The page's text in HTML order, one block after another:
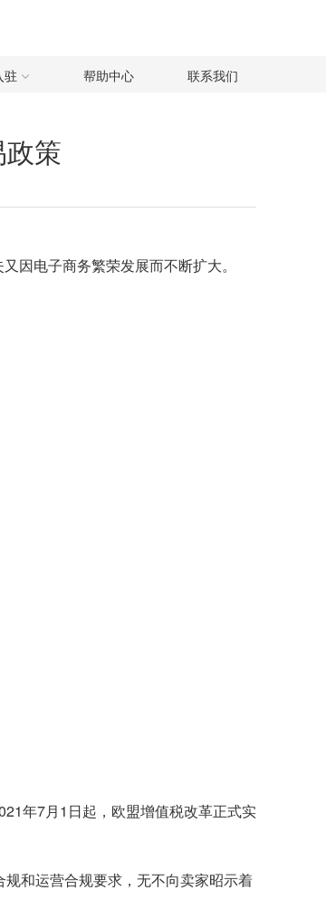
驻 帮助中心 联系我们
策
因电子商务繁荣发展而不断扩大。
年7月1日起，欧盟增值税改革正式实
和运营合规要求，无不向卖家昭示着